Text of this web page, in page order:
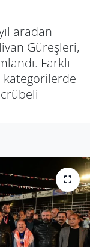
aradan
Güreşleri,
Farklı
kategorilerde